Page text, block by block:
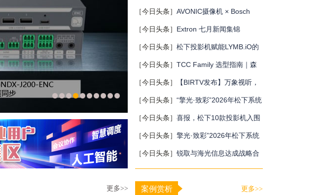
亮点全揭晓！
场，你拿什么参与竞争？
［今日头条］ AVONIC摄像机 × Bosch
DICENTIS会议系统保障二十国央行行长
巴厘岛会议
［今日头条］ Extron 七月新闻集锦
［今日头条］ 松下投影机赋能LYMB.iO的
MultiBall系统，打造新一代体育与游戏交
互体验
［今日头条］ TCC Family 选型指南｜森
海塞尔三款天花阵列麦克风，该选哪一
款？
［今日头条］ 【BIRTV发布】万象视听，
向新而生，BIRTV2026即将开幕！
［今日头条］ “擎光·致彩”2026年松下系统
工程投影机新品发布会终站广州站圆满收
官
［今日头条］ 喜报，松下10款投影机入围
重庆党政采购
［今日头条］ 擎光·致彩”2026年松下系统
工程投影机新品发布会上海站隆重召开
［今日头条］ 锐取与海光信息达成战略合
作，共建自主可控的场景数据智能生态
更多>> 案例赏析 更多>>